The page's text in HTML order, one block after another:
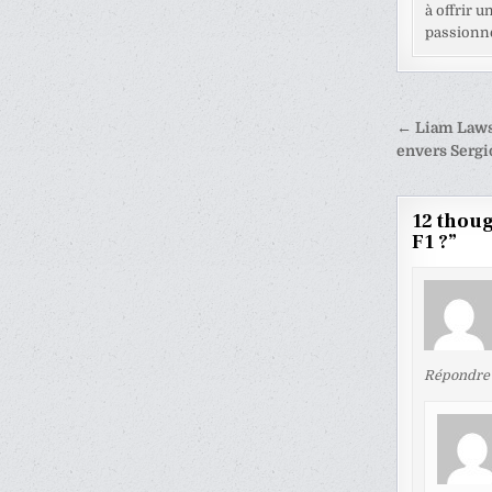
à offrir
de
← Liam
envers
12
F1 ?”
Répondre